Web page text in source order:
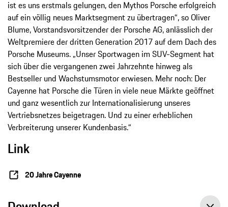
ist es uns erstmals gelungen, den Mythos Porsche erfolgreich
auf ein völlig neues Marktsegment zu übertragen“, so Oliver
Blume, Vorstandsvorsitzender der Porsche AG, anlässlich der
Weltpremiere der dritten Generation 2017 auf dem Dach des
Porsche Museums. „Unser Sportwagen im SUV-Segment hat
sich über die vergangenen zwei Jahrzehnte hinweg als
Bestseller und Wachstumsmotor erwiesen. Mehr noch: Der
Cayenne hat Porsche die Türen in viele neue Märkte geöffnet
und ganz wesentlich zur Internationalisierung unseres
Vertriebsnetzes beigetragen. Und zu einer erheblichen
Verbreiterung unserer Kundenbasis.“
Link
20 Jahre Cayenne